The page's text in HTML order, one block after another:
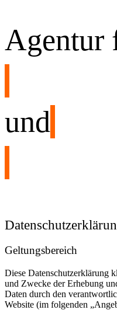
Agentur
und
Geltungsbereich
Diese Datenschutzerklärung
und Zwecke der Erhebung
Daten durch den
Website (im folgenden